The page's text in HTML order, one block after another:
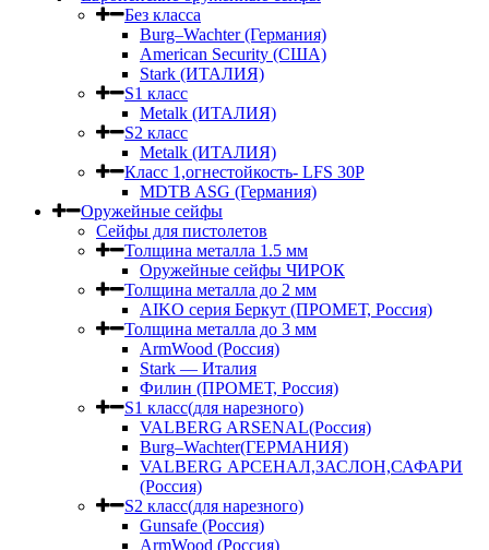
Без класса
Burg–Wachter (Германия)
American Security (США)
Stark (ИТАЛИЯ)
S1 класс
Metalk (ИТАЛИЯ)
S2 класс
Metalk (ИТАЛИЯ)
Класс 1,огнестойкость- LFS 30P
MDTB ASG (Германия)
Оружейные сейфы
Сейфы для пистолетов
Толщина металла 1.5 мм
Оружейные сейфы ЧИРОК
Толщина металла до 2 мм
AIKO серия Беркут (ПРОМЕТ, Россия)
Толщина металла до 3 мм
ArmWood (Россия)
Stark — Италия
Филин (ПРОМЕТ, Россия)
S1 класс(для нарезного)
VALBERG ARSENAL(Россия)
Burg–Wachter(ГЕРМАНИЯ)
VALBERG АРСЕНАЛ,ЗАСЛОН,САФАРИ
(Россия)
S2 класс(для нарезного)
Gunsafe (Россия)
ArmWood (Россия)